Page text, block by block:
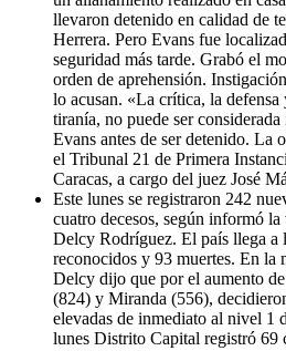
llevaron detenido en calidad de
Herrera. Pero Evans fue
seguridad más tarde. Grabó el
orden de aprehensión.
lo acusan. «La crítica, la defensa
tiranía, no puede ser
Evans antes de ser detenido. La
el Tribunal 21 de Primera
Caracas, a cargo del juez José
Este lunes se registraron 242
cuatro decesos, según informó
Delcy Rodríguez. El país llega a
reconocidos y 93 muertes. En la
Delcy dijo que por el aumento
(824) y Miranda (556),
elevadas de inmediato al nivel 1
lunes Distrito Capital registró 69